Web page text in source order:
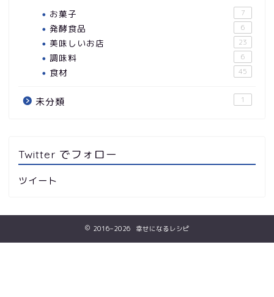
お菓子 7
発酵食品 6
美味しいお店 23
調味料 6
食材 45
未分類 1
Twitter でフォロー
ツイート
2016–2026 幸せになるレシピ